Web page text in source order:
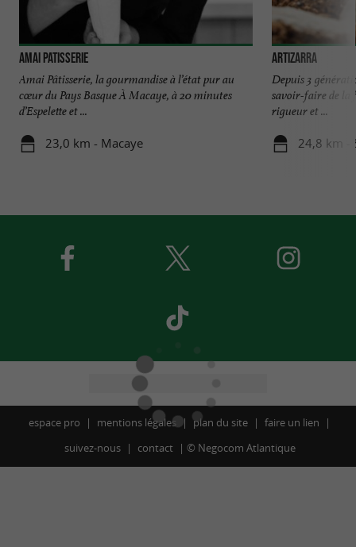
AMAI PATISSERIE
Amai Pâtisserie, la gourmandise à l’état pur au
cœur du Pays Basque À Macaye, à 20 minutes
d’Espelette et ...
23,0 km - Macaye
Artizarra
Depuis 3
savoir-faire de la
rigueur et ...
24,8 km -
espace pro mentions légales plan du site
faire un lien
suivez-nous
contact © Negocom Atlantique